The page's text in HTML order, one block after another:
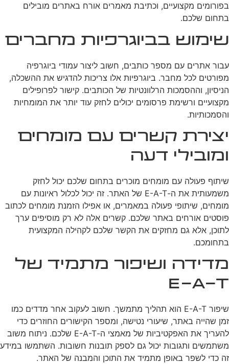
בפורומים מקצועיים, וכתיבת מאמרים אורח באתרים מובילים
בתחום שלכם.
שימוש בביוגרפיות מחברים
עבור אתרים עם מספר כותבים, חשוב ליצור עמודי ביוגרפיה
מפורטים לכל מחבר. ביוגרפיות אלו צריכות להדגיש את ההשכלה,
הניסיון, וההסמכות הרלוונטיות של הכותבים. קישור לפרופילים
מקצועיים ורשימת פרסומים יכולים לחזק עוד יותר את המומחיות
והסמכותיות.
יצירת קשרים עם מומחים
ומובילי דעה
שיתוף פעולה עם מומחים מוכרים בתחום שלכם יכול לחזק
משמעותית את ה-E-A-T של האתר. זה יכול לכלול ראיונות עם
מומחים, שיתופי פעולה במאמרים, או אפילו הזמנת מומחים לכתוב
פוסטים אורחים באתר שלכם. קשרים אלה לא רק מוסיפים ערך
לתוכן, אלא גם מחזקים את הקשר שלכם לקהילה המקצועית
בתחומכם.
מדידה ושיפור מתמיד של
E-A-T
שיפור E-A-T הוא תהליך מתמשך. חשוב לעקוב אחר מדדים כמו
זמן שהייה באתר, שיעורי נטישה, ומספר הקישורים החוזרים כדי
להעריך את האפקטיביות של מאמצי ה-E-A-T שלכם. ניתוח משוב
משתמשים ותגובות יכול גם לספק תובנות חשובות. השתמשו במידע
זה כדי לשפר באופן מתמיד את התוכן והמבנה של האתר.